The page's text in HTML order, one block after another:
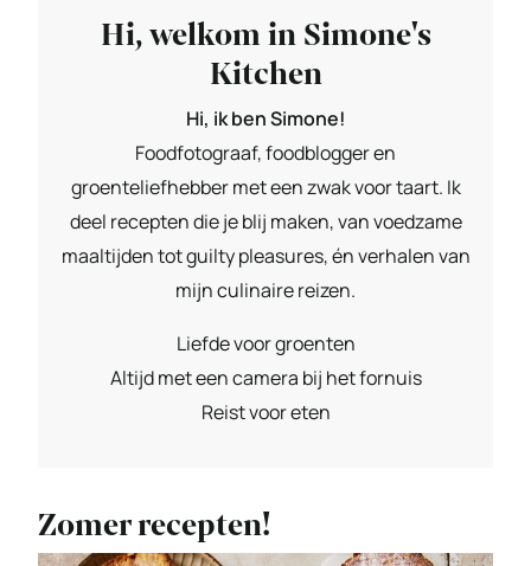
Hi, welkom in Simone's
Kitchen
Hi, ik ben Simone!
Foodfotograaf, foodblogger en
groenteliefhebber met een zwak voor taart. Ik
deel recepten die je blij maken, van voedzame
maaltijden tot guilty pleasures, én verhalen van
mijn culinaire reizen.
Liefde voor groenten
Altijd met een camera bij het fornuis
Reist voor eten
Zomer recepten!